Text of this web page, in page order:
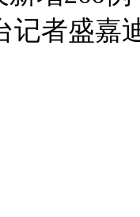
记者盛嘉